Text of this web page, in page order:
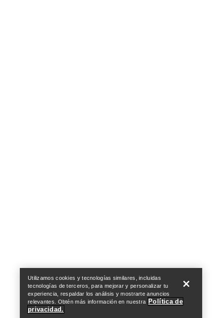
Help
Utilizamos cookies y tecnologías similares, incluidas
tecnologías de terceros, para mejorar y personalizar tu
experiencia, respaldar los análisis y mostrarte anuncios
relevantes. Obtén más información en nuestra Política de
privacidad.